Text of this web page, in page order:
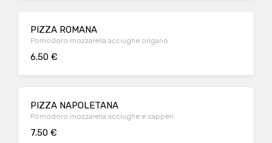
PIZZA ROMANA
Pomodoro mozzarella acciughe origano
6.50 €
PIZZA NAPOLETANA
Pomodoro mozzarella acciughe e capperi
7.50 €